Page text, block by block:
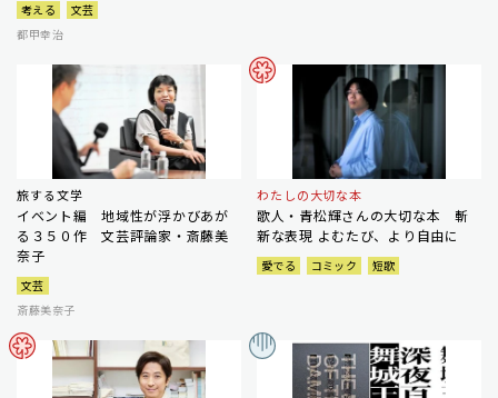
考える
文芸
都甲幸治
旅する文学
イベント編 地域性が浮かびあが
る３５０作 文芸評論家・斎藤美
奈子
文芸
斎藤美奈子
わたしの大切な本
歌人・青松輝さんの大切な本 斬
新な表現 よむたび、より自由に
愛でる コミック 短歌